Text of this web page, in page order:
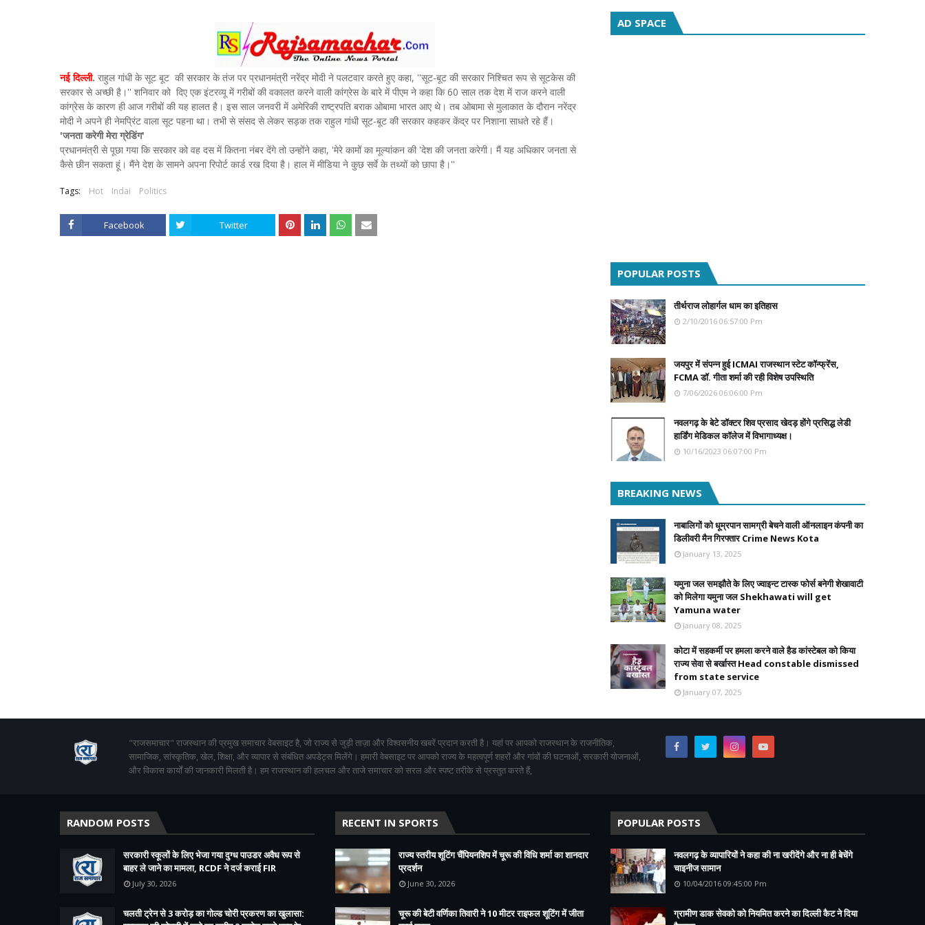
नई दिल्ली. राहुल गांधी के सूट बूट की सरकार के तंज पर प्रधानमंत्री नरेंद्र मोदी ने पलटवार करते हुए कहा, ''सूट-बूट की सरकार निश्चित रूप से सूटकेस की
सरकार से अच्छी है।'' शनिवार को दिए एक इंटरव्यू में गरीबों की वकालत करने वाली कांग्रेस के बारे में पीएम ने कहा कि 60 साल तक देश में राज करने वाली
कांग्रेस के कारण ही आज गरीबों की यह हालत है। इस साल जनवरी में अमेरिकी राष्ट्रपति बराक ओबामा भारत आए थे। तब ओबामा से मुलाकात के दौरान नरेंद्र
मोदी ने अपने ही नेमप्रिंट वाला सूट पहना था। तभी से संसद से लेकर सड़क तक राहुल गांधी सूट-बूट की सरकार कहकर केंद्र पर निशाना साधते रहे हैं।
'जनता करेगी मेरा ग्रेडिंग'
प्रधानमंत्री से पूछा गया कि सरकार को वह दस में कितना नंबर देंगे तो उन्होंने कहा, 'मेरे कामों का मूल्यांकन की 'देश की जनता करेगी। मैं यह अधिकार जनता से
कैसे छीन सकता हूं। मैंने देश के सामने अपना रिपोर्ट कार्ड रख दिया है। हाल में मीडिया ने कुछ सर्वे के तथ्यों को छापा है।''
Tags: Hot Indai Politics
Facebook Twitter
AD SPACE
POPULAR POSTS
तीर्थराज लोहार्गल धाम का इतिहास
2/10/2016 06:57:00 Pm
जयपुर में संपन्न हुई ICMAI राजस्थान स्टेट कॉन्फ्रेंस,
FCMA डॉ. गीता शर्मा की रही विशेष उपस्थिति
7/06/2026 06:06:00 Pm
नवलगढ़ के बेटे डॉक्टर शिव प्रसाद खेदड़ होंगे प्रसिद्ध लेडी
हार्डिंग मेडिकल कॉलेज में विभागाध्यक्ष।
10/16/2023 06:07:00 Pm
BREAKING NEWS
नाबालिगों को धूम्रपान सामग्री बेचने वाली ऑनलाइन कंपनी का
डिलीवरी मैन गिरफ्तार Crime News Kota
January 13, 2025
यमुना जल समझौते के लिए ज्वाइन्ट टास्क फोर्स बनेगी शेखावाटी
को मिलेगा यमुना जल Shekhawati will get
Yamuna water
January 08, 2025
कोटा में सहकर्मी पर हमला करने वाले हैड कांस्टेबल को किया
राज्य सेवा से बर्खास्त Head constable dismissed
from state service
January 07, 2025
"राजसमाचार" राजस्थान की प्रमुख समाचार वेबसाइट है, जो राज्य से जुड़ी ताज़ा और विश्वसनीय खबरें प्रदान करती है। यहां पर आपको राजस्थान के राजनीतिक,
सामाजिक, सांस्कृतिक, खेल, शिक्षा, और व्यापार से संबंधित अपडेट्स मिलेंगे। हमारी वेबसाइट पर आपको राज्य के महत्वपूर्ण शहरों और गांवों की घटनाओं, सरकारी योजनाओं,
और विकास कार्यों की जानकारी मिलती है। हम राजस्थान की हलचल और ताजे समाचार को सरल और स्पष्ट तरीके से प्रस्तुत करते हैं,
RANDOM POSTS
सरकारी स्कूलों के लिए भेजा गया दुग्ध पाउडर अवैध रूप से
बाहर ले जाने का मामला, RCDF ने दर्ज कराई FIR
July 30, 2026
चलती ट्रेन से 3 करोड़ का गोल्ड चोरी प्रकरण का खुलासा:
RECENT IN SPORTS
राज्य स्तरीय शूटिंग चैंपियनशिप में चूरू की विधि शर्मा का शानदार
प्रदर्शन
June 30, 2026
चूरू की बेटी वर्णिका तिवारी ने 10 मीटर राइफल शूटिंग में जीता
POPULAR POSTS
नवलगढ़ के व्यापारियों ने कहा की ना खरीदेंगे और ना ही बेचेंगे
चाइनीज सामान
10/04/2016 09:45:00 Pm
ग्रामीण डाक सेवको को नियमित करने का दिल्ली कैट ने दिया